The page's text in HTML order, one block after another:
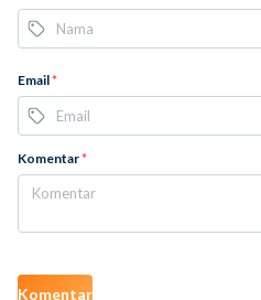
Email*
Komentar*
Komentar